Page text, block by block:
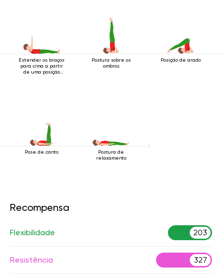
Estender os braços
para cima a partir
de uma posição
Postura sobre os
ombros
Posição de arado
Pose de canto
Postura de
relaxamento
Recompensa
Flexibilidade 203
Resistência 327